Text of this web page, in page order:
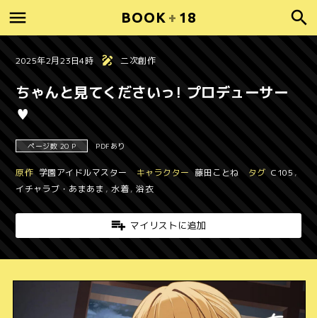
BOOK + 18
2025年2月23日4時 二次創作
ちゃんと見てくださいっ! プロデューサー
♥
ページ数 20 P PDFあり
原作 学園アイドルマスター キャラクター 藤田ことね タグ C105 ,
イチャラブ・あまあま ,水着,浴衣
マイリストに追加